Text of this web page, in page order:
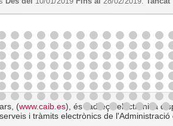
(www.caib.es), és l'adreça electrònica
i tràmits electrònics de